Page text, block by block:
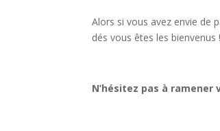
Alors si vous avez envie de
dés vous êtes les bienvenus !
N’hésitez pas à